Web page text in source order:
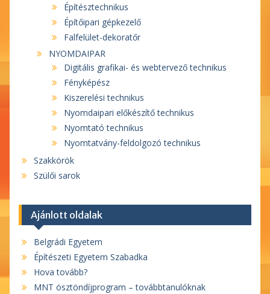
Építésztechnikus
Építőipari gépkezelő
Falfelület-dekoratőr
NYOMDAIPAR
Digitális grafikai- és webtervező technikus
Fényképész
Kiszerelési technikus
Nyomdaipari előkészítő technikus
Nyomtató technikus
Nyomtatvány-feldolgozó technikus
Szakkörök
Szülői sarok
Ajánlott oldalak
Belgrádi Egyetem
Építészeti Egyetem Szabadka
Hova tovább?
MNT ösztöndíjprogram – továbbtanulóknak